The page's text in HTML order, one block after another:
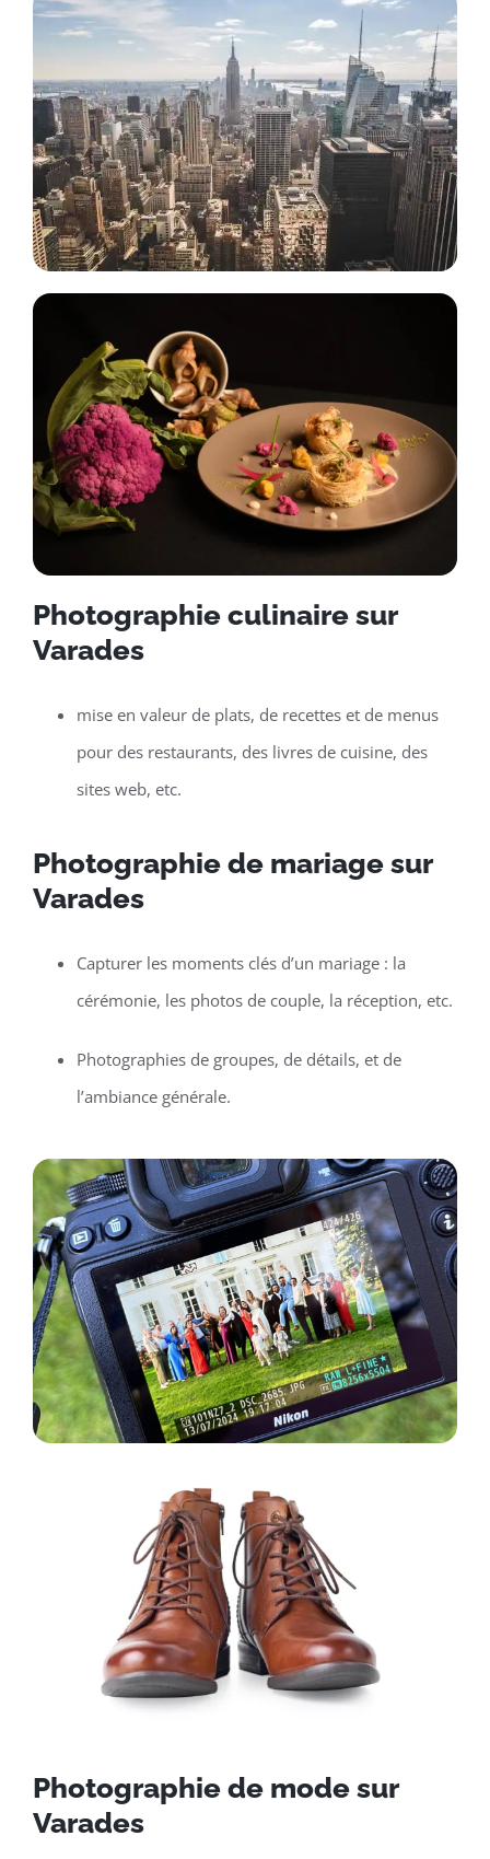
Photographie culinaire sur
Varades
mise en valeur de plats, de recettes et de menus
pour des restaurants, des livres de cuisine, des
sites web, etc.
Photographie de mariage sur
Varades
Capturer les moments clés d’un mariage : la
cérémonie, les photos de couple, la réception, etc.
Photographies de groupes, de détails, et de
l’ambiance générale.
Photographie de mode sur
Varades